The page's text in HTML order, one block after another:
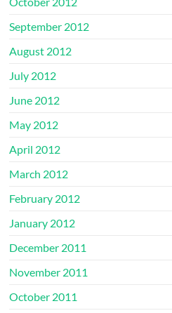
September 2012
August 2012
July 2012
June 2012
May 2012
April 2012
March 2012
February 2012
January 2012
December 2011
November 2011
October 2011